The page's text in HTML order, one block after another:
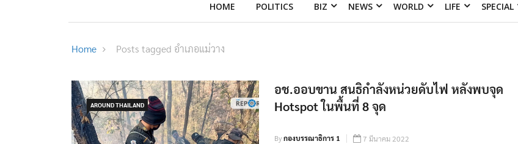
HOME POLITICS BIZ NEWS WORLD LIFE SPECIAL
Home Posts tagged อำเภอแม่วาง
AROUND THAILAND
อช.ออบขาน สนธิกำลังหน่วยดับไฟ หลังพบจุด
Hotspot ในพื้นที่ 8 จุด
Byกองบรรณาธิการ 1 7 มีนาคม 2022